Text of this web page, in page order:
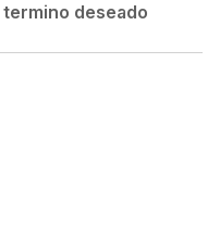
deseado